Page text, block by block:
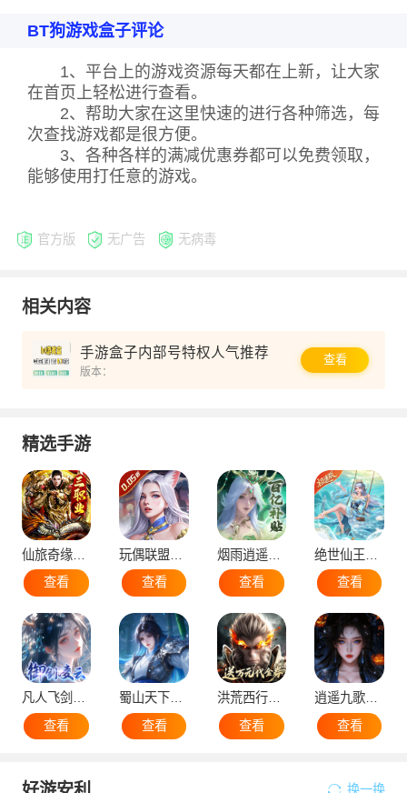
BT狗游戏盒子评论
1、平台上的游戏资源每天都在上新，让大家
在首页上轻松进行查看。
2、帮助大家在这里快速的进行各种筛选，每
次查找游戏都是很方便。
3、各种各样的满减优惠券都可以免费领取，
能够使用打任意的游戏。
官方版 无广告 无病毒
相关内容
手游盒子内部号特权人气推荐
版本：
查看
精选手游
仙旅奇缘（经典传奇三职业）
查看
查看
烟雨逍遥（5折30倍返利版）
查看
查看
查看
查看
洪荒西行录（0.1折万元真充高爆版）
查看
查看
换一换